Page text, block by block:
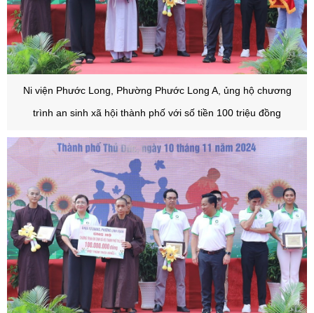
Ni viện Phước Long, Phường Phước Long A, ủng hộ chương
trình an sinh xã hội thành phố với số tiền 100 triệu đồng